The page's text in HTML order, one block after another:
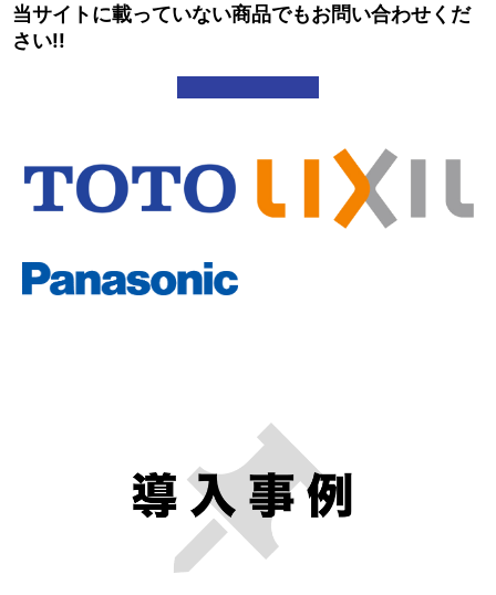
当サイトに載っていない商品でもお問い合わせくだ
さい!!